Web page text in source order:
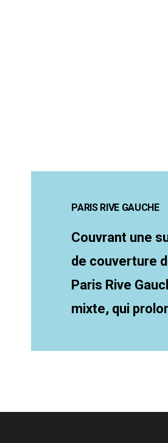
PARIS RIVE GAUCHE
Couvrant une
de couverture
Paris Rive
mixte, qui